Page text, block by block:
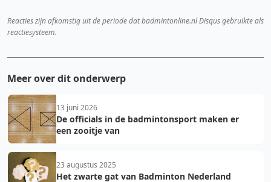
Reacties zijn afkomstig uit de periode dat badmintonline.nl Disqus gebruikte als
reactiesysteem.
Meer over dit onderwerp
13 juni 2026
De officials in de badmintonsport maken er
een zooitje van
23 augustus 2025
Het zwarte gat van Badminton Nederland